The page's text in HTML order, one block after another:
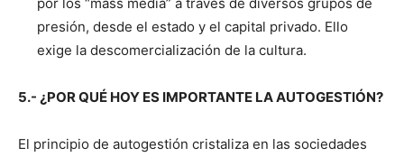
presión, desde el estado y el capital privado. Ello
exige la descomercialización de la cultura.
5.- ¿POR QUÉ HOY ES IMPORTANTE LA AUTOGESTIÓN?
El principio de autogestión cristaliza en las sociedades